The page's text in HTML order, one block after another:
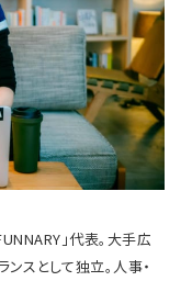
」代表。大手広
スとして独立。人事・